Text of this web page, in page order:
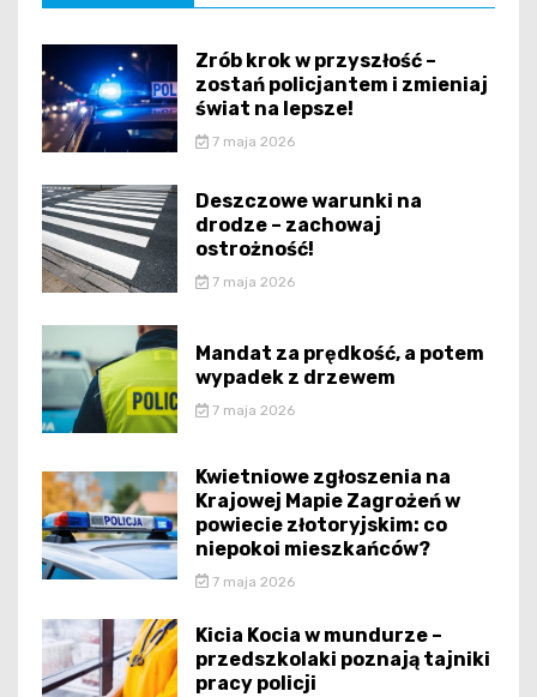
Zrób krok w przyszłość –
zostań policjantem i zmieniaj
świat na lepsze!
7 maja 2026
Deszczowe warunki na
drodze – zachowaj
ostrożność!
7 maja 2026
Mandat za prędkość, a potem
wypadek z drzewem
7 maja 2026
Kwietniowe zgłoszenia na
Krajowej Mapie Zagrożeń w
powiecie złotoryjskim: co
niepokoi mieszkańców?
7 maja 2026
Kicia Kocia w mundurze –
przedszkolaki poznają tajniki
pracy policji